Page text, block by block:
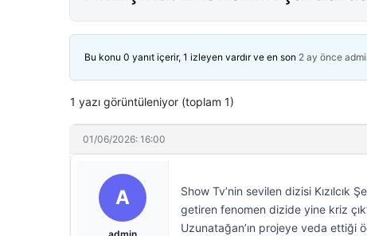
Bu konu 0 yanıt içerir, 1 izleyen vardır ve en son 2 ay önce
1 yazı görüntüleniyor (toplam 1)
01/06/2026: 16:00
A
Show Tv’nin sevilen dizisi Kızılcık
getiren fenomen dizide yine kriz
Uzunatağan’ın projeye veda ettiği